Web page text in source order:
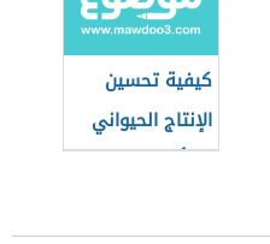
كيفية تحسين
الإنتاج الحيواني
بالتأثير على الغذاء